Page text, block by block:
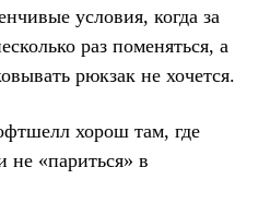
условия, когда за
раз поменяться, а
рюкзак не хочется.
хорош там, где
не «париться» в